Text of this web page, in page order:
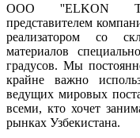
OOO ''ELKON
представителем
реализатором со
материалов
градусов. Мы
крайне важно
ведущих мировых
всеми, кто хочет
рынках Узбекистана.